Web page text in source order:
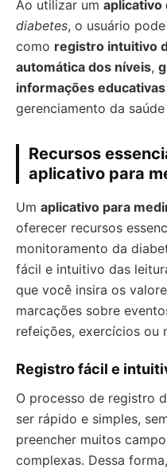
Ao utilizar um aplicativo
diabetes, o usuário
como registro intuitivo
automática dos níveis,
informações
gerenciamento da
Recursos
aplicativo para
Um aplicativo para
oferecer recursos
monitoramento da
fácil e intuitivo das
que você insira os
marcações sobre
refeições, exercícios ou
Registro fácil e
O processo de registro
ser rápido e simples,
preencher muitos
complexas. Dessa